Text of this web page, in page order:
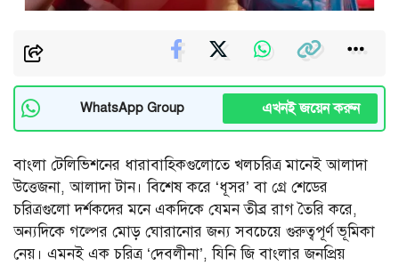
WhatsApp Group এখনই জয়েন করুন
বাংলা টেলিভিশনের ধারাবাহিকগুলোতে খলচরিত্র মানেই আলাদা
উত্তেজনা, আলাদা টান। বিশেষ করে ‘ধূসর’ বা গ্রে শেডের
চরিত্রগুলো দর্শকদের মনে একদিকে যেমন তীব্র রাগ তৈরি করে,
অন্যদিকে গল্পের মোড় ঘোরানোর জন্য সবচেয়ে গুরুত্বপূর্ণ ভূমিকা
নেয়। এমনই এক চরিত্র ‘দেবলীনা’, যিনি জি বাংলার জনপ্রিয়